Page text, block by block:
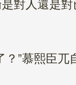
慕熙臣兀